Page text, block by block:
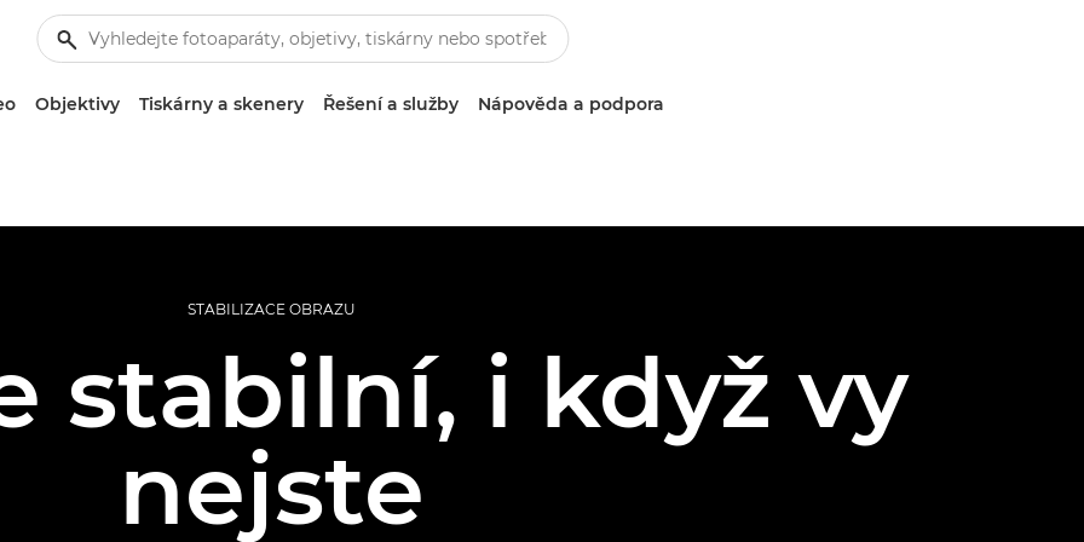
Objektivy Tiskárny a skenery Řešení a služby Nápověda a podpora
STABILIZACE OBRAZU
stabilní, i když vy
nejste